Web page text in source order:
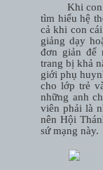
Khi
tìm hiểu hệ
cả khi con
giảng dạy
đơn giản để
trang bị khả
giới phụ
cho lớp trẻ
những anh
viên phải là
nên Hội
sứ mạng này.